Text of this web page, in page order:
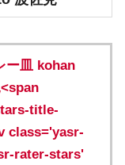
ー皿 kohan
title-
class='yasr-
rater-stars'